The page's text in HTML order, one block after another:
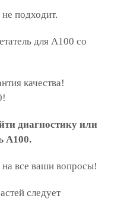
подходит.
для А100 со
качества!
диагностику или
А100.
все ваши вопросы!
следует